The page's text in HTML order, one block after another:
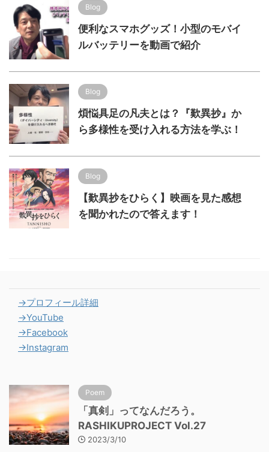
Blog
便利なスマホグッズ！小型のモバイ
ルバッテリーを動画で紹介
Blog
煩悩具足の凡夫とは？『歎異抄』か
ら多様性を受け入れる方法を学ぶ！
Blog
【歎異抄をひらく】映画を見た感想
を聞かれたので答えます！
→プロフィール詳細
→YouTube
→Facebook
→Instagram
Poem
「真剣」ってなんだろう。
RASHIKUPROJECT Vol.27
2023/3/10